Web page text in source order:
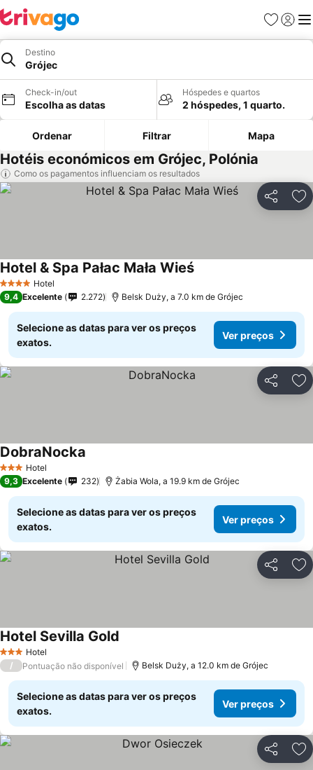
Favoritos
Iniciar
Destino
Grójec
Check-in/out
Escolha as datas
Hóspedes e quartos
2 hóspedes, 1 quarto.
Ordenar Filtrar Mapa
Hotéis económicos em Grójec, Polónia
Como os pagamentos influenciam os resultados
Partilhar
4 EstrelasHotel
Hotel & Spa Pałac Mała Wieś
9,4 Excelente 2.272 Belsk Duży, a 7.0 km de Grójec
Selecione as datas para ver os preços
exatos.
Ver preços
Partilhar
3 EstrelasHotel
DobraNocka
9,3 Excelente 232 Żabia Wola, a 19.9 km de Grójec
Selecione as datas para ver os preços
exatos.
Ver preços
Partilhar
3 EstrelasHotel
Hotel Sevilla Gold
/ Pontuação não disponível Belsk Duży, a 12.0 km de Grójec
Selecione as datas para ver os preços
exatos.
Ver preços
Partilhar